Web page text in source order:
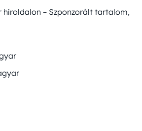
híroldalon – Szponzorált tartalom,